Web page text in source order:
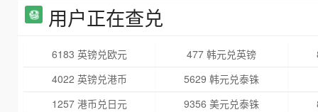
用户正在查兑
6183 英镑兑欧元 477 韩元兑英镑
4022 英镑兑港币
5629 韩元兑泰铢
1257 港币兑日元
9356 美元兑泰铢